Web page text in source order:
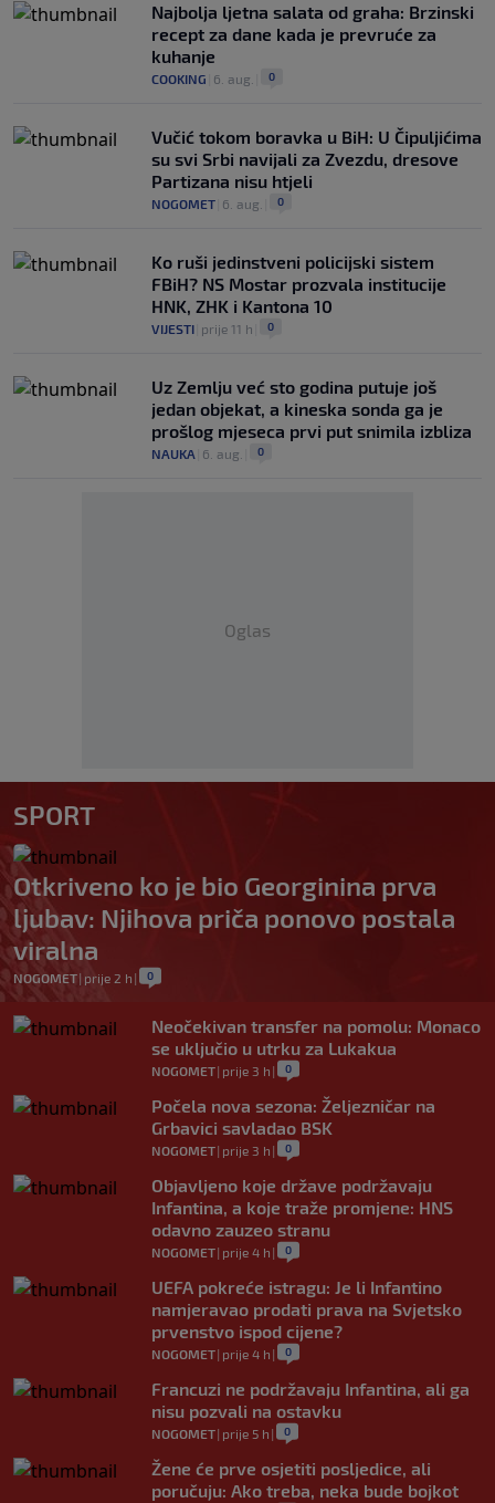
Najbolja ljetna salata od graha: Brzinski
recept za dane kada je prevruće za
kuhanje
COOKING 6. aug. 0
Vučić tokom boravka u BiH: U Čipuljićima
su svi Srbi navijali za Zvezdu, dresove
Partizana nisu htjeli
NOGOMET 6. aug. 0
Ko ruši jedinstveni policijski sistem
FBiH? NS Mostar prozvala institucije
HNK, ZHK i Kantona 10
VIJESTI prije 11 h 0
Uz Zemlju već sto godina putuje još
jedan objekat, a kineska sonda ga je
prošlog mjeseca prvi put snimila izbliza
NAUKA 6. aug. 0
Oglas
SPORT
Otkriveno ko je bio Georginina prva
ljubav: Njihova priča ponovo postala
viralna
NOGOMET| prije 2 h | 0
Neočekivan transfer na pomolu: Monaco
se uključio u utrku za Lukakua
NOGOMET| prije 3 h | 0
Počela nova sezona: Željezničar na
Grbavici savladao BSK
NOGOMET| prije 3 h | 0
Objavljeno koje države podržavaju
Infantina, a koje traže promjene: HNS
odavno zauzeo stranu
NOGOMET| prije 4 h | 0
UEFA pokreće istragu: Je li Infantino
namjeravao prodati prava na Svjetsko
prvenstvo ispod cijene?
NOGOMET| prije 4 h | 0
Francuzi ne podržavaju Infantina, ali ga
nisu pozvali na ostavku
NOGOMET| prije 5 h | 0
Žene će prve osjetiti posljedice, ali
poručuju: Ako treba, neka bude bojkot